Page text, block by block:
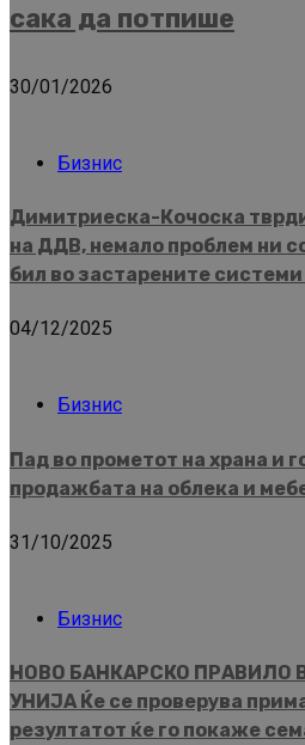
сака да потпише
30/01/2026
Бизнис
Димитриеска-Кочоска
на ДДВ, немало проблем ни
бил во застарените
04/12/2025
Бизнис
Пад во прометот на храна и
продажбата на облека и
31/10/2025
Бизнис
НОВО БАНКАРСКО ПРАВИЛО
УНИЈА Ќе се проверува
резултатот ќе го покаже